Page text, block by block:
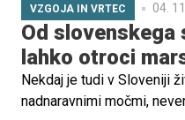
VZGOJA IN VRTEC 04.
Od slovenskega
lahko otroci
Nekdaj je tudi v Sloveniji
nadnaravnimi močmi,